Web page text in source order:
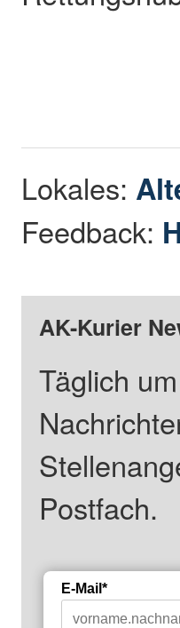
Lokales:
Feedback:
AK-Kurier
Täglich
Postfach.
E-Mail*